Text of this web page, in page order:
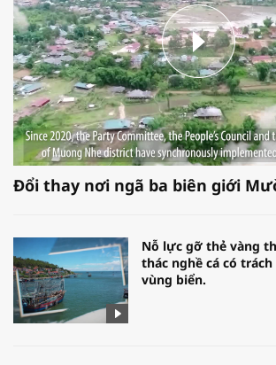
Đổi thay nơi ngã ba biên giới
Nỗ lực gỡ thẻ vàng
thác nghề cá có
vùng biển.